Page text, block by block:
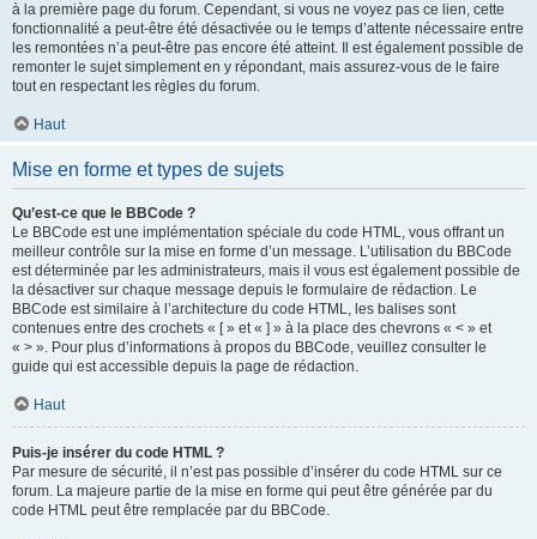
à la première page du forum. Cependant, si vous ne voyez pas ce lien, cette
fonctionnalité a peut-être été désactivée ou le temps d’attente nécessaire entre
les remontées n’a peut-être pas encore été atteint. Il est également possible de
remonter le sujet simplement en y répondant, mais assurez-vous de le faire
tout en respectant les règles du forum.
Haut
Mise en forme et types de sujets
Qu’est-ce que le BBCode ?
Le BBCode est une implémentation spéciale du code HTML, vous offrant un
meilleur contrôle sur la mise en forme d’un message. L’utilisation du BBCode
est déterminée par les administrateurs, mais il vous est également possible de
la désactiver sur chaque message depuis le formulaire de rédaction. Le
BBCode est similaire à l’architecture du code HTML, les balises sont
contenues entre des crochets « [ » et « ] » à la place des chevrons « < » et
« > ». Pour plus d’informations à propos du BBCode, veuillez consulter le
guide qui est accessible depuis la page de rédaction.
Haut
Puis-je insérer du code HTML ?
Par mesure de sécurité, il n’est pas possible d’insérer du code HTML sur ce
forum. La majeure partie de la mise en forme qui peut être générée par du
code HTML peut être remplacée par du BBCode.